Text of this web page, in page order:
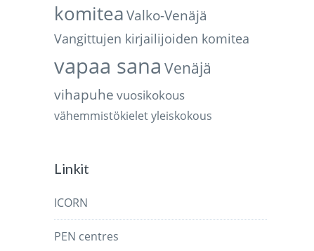
komitea Valko-Venäjä
Vangittujen kirjailijoiden komitea
vapaa sana Venäjä
vihapuhe vuosikokous
vähemmistökieletyleiskokous
Linkit
ICORN
PEN centres